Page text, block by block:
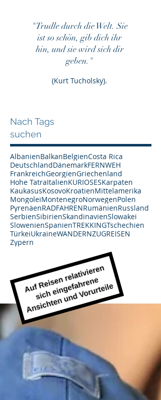
"Trudle durch die Welt. Sie
ist so schön, gib dich ihr
hin, und sie wird sich dir
geben."
(Kurt Tucholsky).
Nach Tags
suchen
AlbanienBalkanBelgienCosta Rica
DeutschlandDänemarkFERNWEH
FrankreichGeorgienGriechenland
Hohe TatraItalienKURIOSESKarpaten
KaukasusKosovoKroatienMittelamerika
MongoleiMontenegroNorwegenPolen
PyrenäenRADFAHRENRumänienRussland
SerbienSibirienSkandinavienSlowakei
SlowenienSpanienTREKKINGTschechien
TürkeiUkraineWANDERNZUGREISEN
Zypern